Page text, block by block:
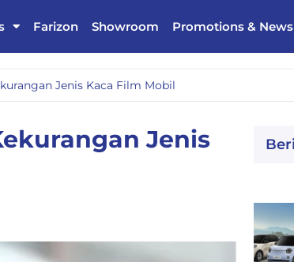
Farizon Showroom Promotions & News
Jenis Kaca Film Mobil
Jenis